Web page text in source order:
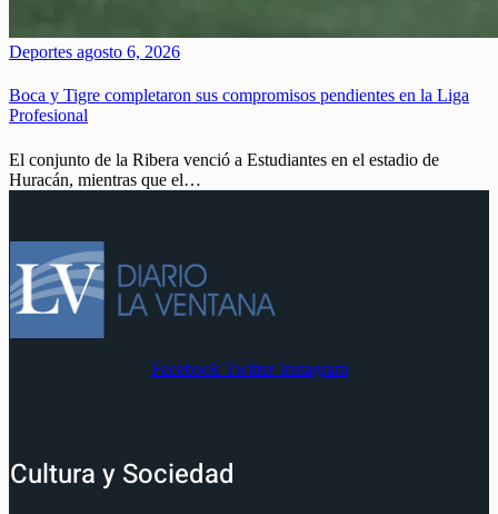
Deportes agosto 6, 2026
Boca y Tigre completaron sus compromisos pendientes en la Liga
Profesional
El conjunto de la Ribera venció a Estudiantes en el estadio de
Huracán, mientras que el…
Facebook Twitter Instagram
Cultura y Sociedad